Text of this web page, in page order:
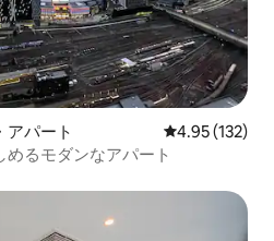
アパート レビュー132
4.95 (132)
るモダンなアパート